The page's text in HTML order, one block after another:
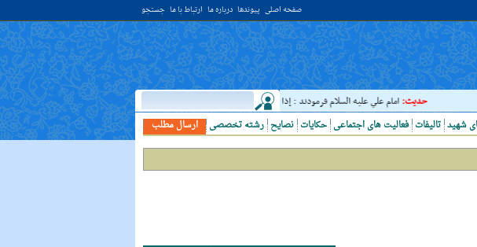
صفحه اصلی پیوندها درباره ما ارتباط با ما جستجو
حدیث:امام علي عليه السلام فرمودند : إذا رَأيتَ عالِما فَکُن لَهُ خادِما ؛ هرگاه دانشمندى ديدى، به او خدمت کن. ( غررالحکم ح ۴۰۴۴ )
ارسال مطلب
رشته تخصصی نصایح حکایات فعالیت های اجتماعی تالیفات شهید